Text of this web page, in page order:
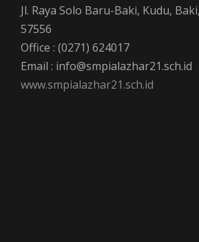
Jl. Raya Solo Baru-Baki, Kudu,
57556
Office : (0271) 624017
Email : info@smpialazhar21.sch.id
www.smpialazhar21.sch.id